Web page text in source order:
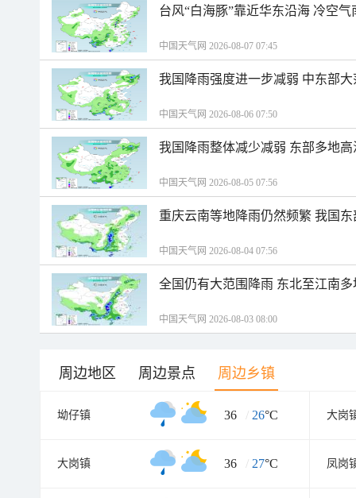
台风“白海豚”靠近华东沿海 冷空
中国天气网 2026-08-07 07:45
我国降雨强度进一步减弱 中东部
中国天气网 2026-08-06 07:50
我国降雨整体减少减弱 东部多地
中国天气网 2026-08-05 07:56
重庆云南等地降雨仍然频繁 我国
中国天气网 2026-08-04 07:56
全国仍有大范围降雨 东北至江南
中国天气网 2026-08-03 08:00
周边地区 周边景点 周边乡镇
坳仔镇 36 / 26°C 大岗
大岗镇 36 / 27°C 凤岗